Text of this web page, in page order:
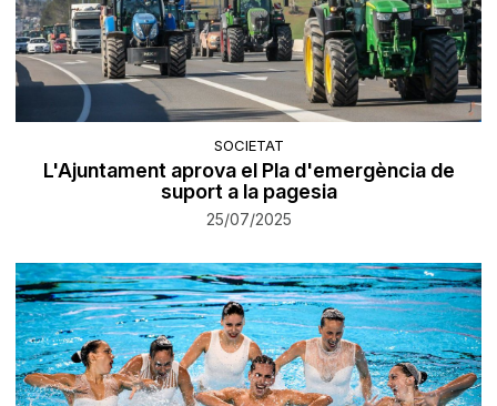
SOCIETAT
L'Ajuntament aprova el Pla d'emergència de
suport a la pagesia
25/07/2025